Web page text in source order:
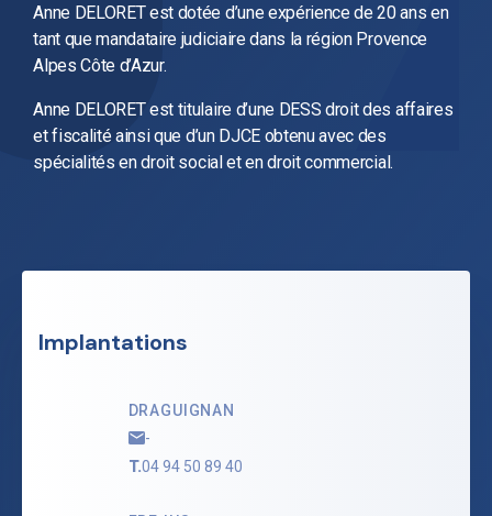
Anne DELORET est dotée d’une expérience de 20 ans en
tant que mandataire judiciaire dans la région Provence
Alpes Côte d’Azur.
Anne DELORET est titulaire d’une DESS droit des affaires
et fiscalité ainsi que d’un DJCE obtenu avec des
spécialités en droit social et en droit commercial.
Implantations
DRAGUIGNAN
-
T.04 94 50 89 40